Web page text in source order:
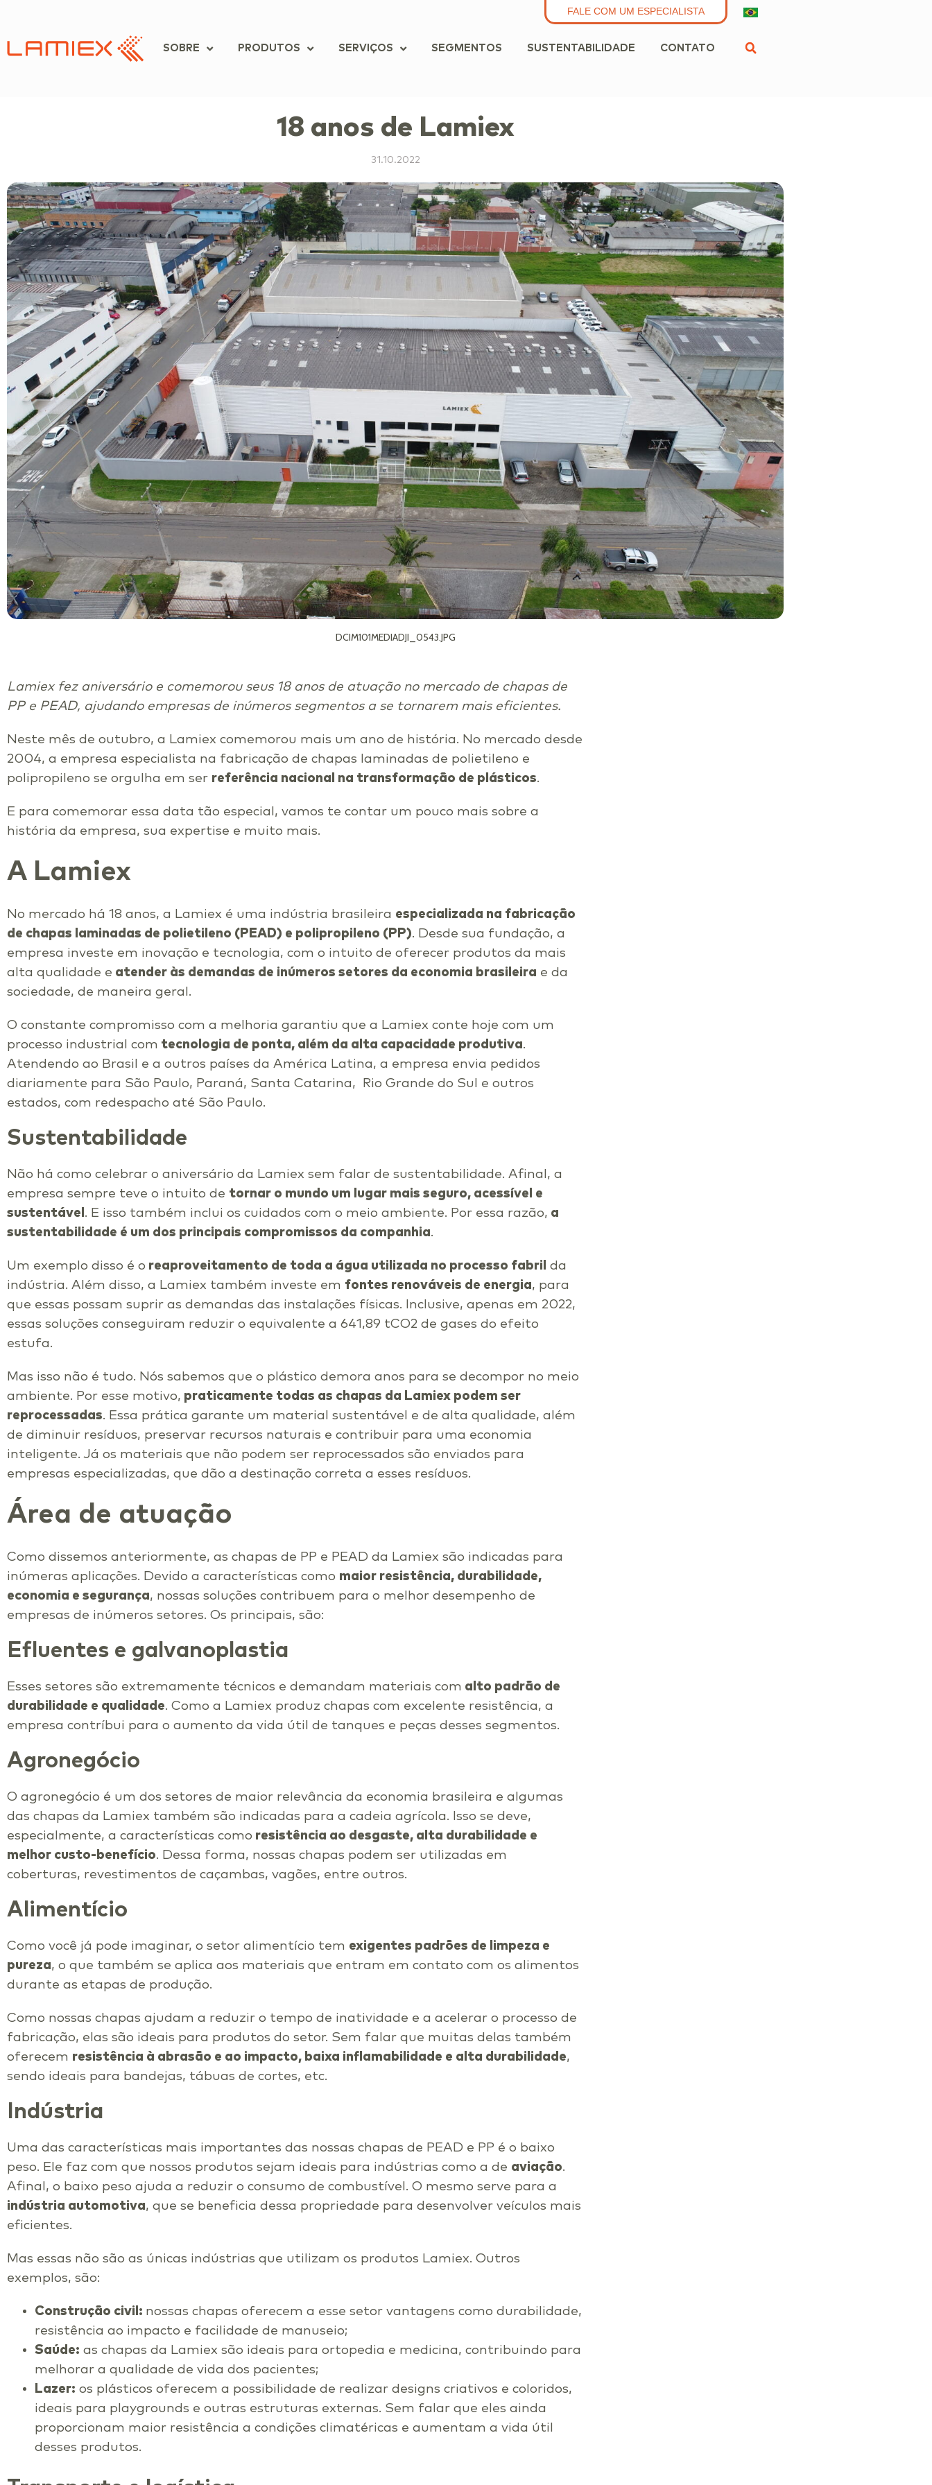
FALE COM UM ESPECIALISTA
SOBRE PRODUTOS SERVIÇOS SEGMENTOS SUSTENTABILIDADE CONTATO
18 anos de Lamiex
31.10.2022
DCIM101MEDIADJI_0543.JPG
Lamiex fez aniversário e comemorou seus 18 anos de atuação no mercado de chapas de
PP e PEAD, ajudando empresas de inúmeros segmentos a se tornarem mais eficientes.
Neste mês de outubro, a Lamiex comemorou mais um ano de história. No mercado desde
2004, a empresa especialista na fabricação de chapas laminadas de polietileno e
polipropileno se orgulha em ser referência nacional na transformação de plásticos.
E para comemorar essa data tão especial, vamos te contar um pouco mais sobre a
história da empresa, sua expertise e muito mais.
A Lamiex
No mercado há 18 anos, a Lamiex é uma indústria brasileira especializada na fabricação
de chapas laminadas de polietileno (PEAD) e polipropileno (PP). Desde sua fundação, a
empresa investe em inovação e tecnologia, com o intuito de oferecer produtos da mais
alta qualidade e atender às demandas de inúmeros setores da economia brasileira e da
sociedade, de maneira geral.
O constante compromisso com a melhoria garantiu que a Lamiex conte hoje com um
processo industrial com tecnologia de ponta, além da alta capacidade produtiva.
Atendendo ao Brasil e a outros países da América Latina, a empresa envia pedidos
diariamente para São Paulo, Paraná, Santa Catarina, Rio Grande do Sul e outros
estados, com redespacho até São Paulo.
Sustentabilidade
Não há como celebrar o aniversário da Lamiex sem falar de sustentabilidade. Afinal, a
empresa sempre teve o intuito de tornar o mundo um lugar mais seguro, acessível e
sustentável . E isso também inclui os cuidados com o meio ambiente. Por essa razão, a
sustentabilidade é um dos principais compromissos da companhia.
Um exemplo disso é o reaproveitamento de toda a água utilizada no processo fabril da
indústria. Além disso, a Lamiex também investe em fontes renováveis de energia, para
que essas possam suprir as demandas das instalações físicas. Inclusive, apenas em 2022,
essas soluções conseguiram reduzir o equivalente a 641,89 tCO2 de gases do efeito
estufa.
Mas isso não é tudo. Nós sabemos que o plástico demora anos para se decompor no meio
ambiente. Por esse motivo, praticamente todas as chapas da Lamiex podem ser
reprocessadas. Essa prática garante um material sustentável e de alta qualidade, além
de diminuir resíduos, preservar recursos naturais e contribuir para uma economia
inteligente. Já os materiais que não podem ser reprocessados são enviados para
empresas especializadas, que dão a destinação correta a esses resíduos.
Área de atuação
Como dissemos anteriormente, as chapas de PP e PEAD da Lamiex são indicadas para
inúmeras aplicações. Devido a características como maior resistência, durabilidade,
economia e segurança, nossas soluções contribuem para o melhor desempenho de
empresas de inúmeros setores. Os principais, são:
Efluentes e galvanoplastia
Esses setores são extremamente técnicos e demandam materiais com alto padrão de
durabilidade e qualidade. Como a Lamiex produz chapas com excelente resistência, a
empresa contríbui para o aumento da vida útil de tanques e peças desses segmentos.
Agronegócio
O agronegócio é um dos setores de maior relevância da economia brasileira e algumas
das chapas da Lamiex também são indicadas para a cadeia agrícola. Isso se deve,
especialmente, a características como resistência ao desgaste, alta durabilidade e
melhor custo-benefício. Dessa forma, nossas chapas podem ser utilizadas em
coberturas, revestimentos de caçambas, vagões, entre outros.
Alimentício
Como você já pode imaginar, o setor alimentício tem exigentes padrões de limpeza e
pureza, o que também se aplica aos materiais que entram em contato com os alimentos
durante as etapas de produção.
Como nossas chapas ajudam a reduzir o tempo de inatividade e a acelerar o processo de
fabricação, elas são ideais para produtos do setor. Sem falar que muitas delas também
oferecem resistência à abrasão e ao impacto, baixa inflamabilidade e alta durabilidade,
sendo ideais para bandejas, tábuas de cortes, etc.
Indústria
Uma das características mais importantes das nossas chapas de PEAD e PP é o baixo
peso. Ele faz com que nossos produtos sejam ideais para indústrias como a de aviação.
Afinal, o baixo peso ajuda a reduzir o consumo de combustível. O mesmo serve para a
indústria automotiva, que se beneficia dessa propriedade para desenvolver veículos mais
eficientes.
Mas essas não são as únicas indústrias que utilizam os produtos Lamiex. Outros
exemplos, são:
Construção civil: nossas chapas oferecem a esse setor vantagens como durabilidade,
resistência ao impacto e facilidade de manuseio;
Saúde: as chapas da Lamiex são ideais para ortopedia e medicina, contribuindo para
melhorar a qualidade de vida dos pacientes;
Lazer: os plásticos oferecem a possibilidade de realizar designs criativos e coloridos,
ideais para playgrounds e outras estruturas externas. Sem falar que eles ainda
proporcionam maior resistência a condições climatéricas e aumentam a vida útil
desses produtos.